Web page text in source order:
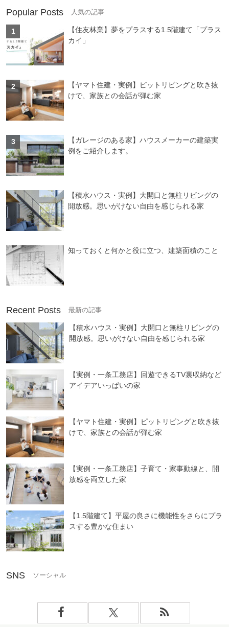
Popular Posts
【住友林業】夢をプラスする1.5階建て「プラス
カイ」
【ヤマト住建・実例】ピットリビングと吹き抜
けで、家族との会話が弾む家
【ガレージのある家】ハウスメーカーの建築実
例をご紹介します。
【積水ハウス・実例】大開口と無柱リビングの
開放感。思いがけない自由を感じられる家
知っておくと何かと役に立つ、建築面積のこと
Recent Posts
【積水ハウス・実例】大開口と無柱リビングの
開放感。思いがけない自由を感じられる家
【実例・一条工務店】回遊できるTV裏収納など
アイデアいっぱいの家
【ヤマト住建・実例】ピットリビングと吹き抜
けで、家族との会話が弾む家
【実例・一条工務店】子育て・家事動線と、開
放感を両立した家
【1.5階建て】平屋の良さに機能性をさらにプラ
スする豊かな住まい
SNS